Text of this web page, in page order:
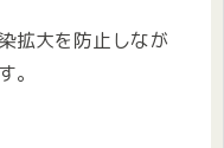
拡大を防止しなが
。